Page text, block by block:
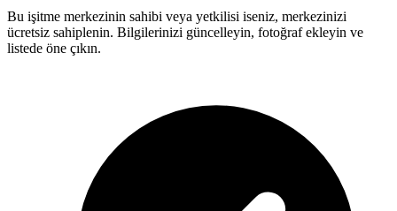
Bu işitme merkezinin sahibi veya yetkilisi iseniz, merkezinizi
ücretsiz sahiplenin. Bilgilerinizi güncelleyin, fotoğraf ekleyin ve
listede öne çıkın.